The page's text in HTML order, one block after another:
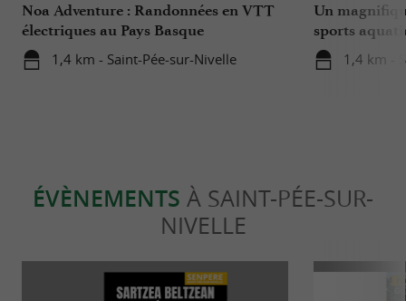
Noa Adventure : Randonnées en VTT
électriques au Pays Basque
1,4 km - Saint-Pée-sur-Nivelle
Un
sports
1,4 km -
ÉVÈNEMENTS À SAINT-PÉE-SUR-
NIVELLE